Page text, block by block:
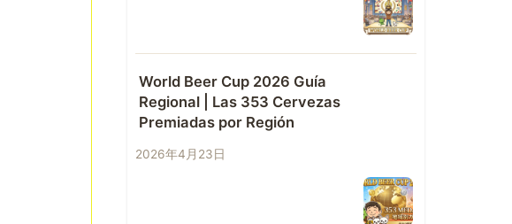
World Beer Cup 2026 Guía
Regional | Las 353 Cervezas
Premiadas por Región
2026年4月23日